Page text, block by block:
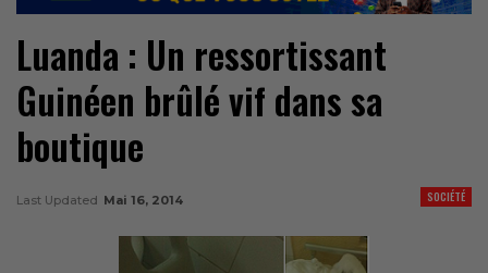
Luanda : Un ressortissant
Guinéen brûlé vif dans sa
boutique
SOCIÉTÉ
Last Updated Mai 16, 2014